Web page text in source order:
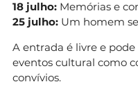
18 julho: Memórias e
25 julho: Um homem
A entrada é livre e
eventos cultural como
convívios.